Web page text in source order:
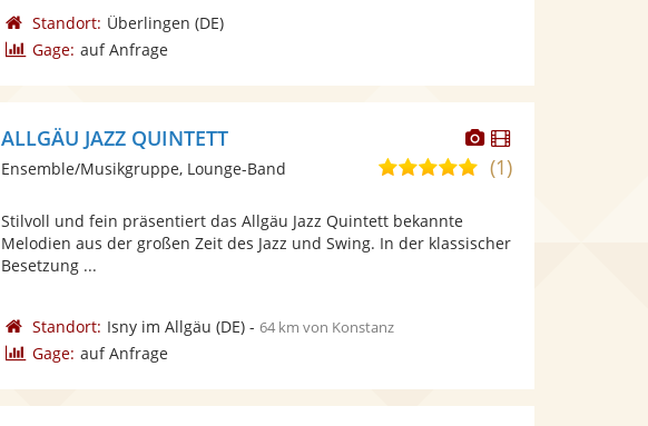
Standort: Überlingen (DE)
Gage: auf Anfrage
Dieser
Künstler
stellt
bereit.
Dieser
Künstler
ALLGÄU JAZZ QUINTETT
5,0
Sternen
(1)
Ensemble/Musikgruppe, Lounge-Band
Stilvoll und fein präsentiert das Allgäu Jazz Quintett bekannte
Melodien aus der großen Zeit des Jazz und Swing. In der klassischer
Besetzung ...
Standort: Isny im Allgäu (DE)- 64 km von Konstanz
Gage: auf Anfrage